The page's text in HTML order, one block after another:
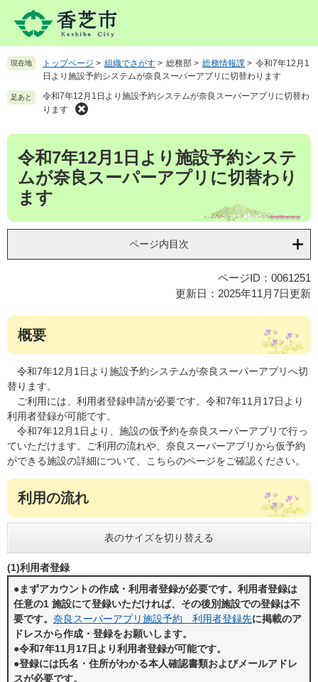
先を
本
現在地 トップページ > 組織でさがす > 総務部 > 総務情報課 > 令和7年12月1
日より施設予約システムが奈良スーパーアプリに切替わります
足あと
令和7年12月1日より施設予約システムが奈良スーパーアプリに切替わ
ります
本
令和7年12月1日より施設予約システ
ムが奈良スーパーアプリに切替わり
ます
ページ内目次
ページID：0061251
更新日：2025年11月7日更新
概要
令和7年12月1日より施設予約システムが奈良スーパーアプリへ切
替ります。
ご利用には、利用者登録申請が必要です。令和7年11月17日より
利用者登録が可能です。
令和7年12月1日より、施設の仮予約を奈良スーパーアプリで行っ
ていただけます。ご利用の流れや、奈良スーパーアプリから仮予約
ができる施設の詳細について、こちらのページをご確認ください。
利用の流れ
表のサイズを切り替える
(1)利用者登録
●まずアカウントの作成・利用者登録が必要です。利用者登録は
任意の1 施設にて登録いただければ、その後別施設での登録は不
要です。 奈良スーパーアプリ施設予約 利用者登録先​に掲載のア
ドレスから作成・登録をお願いします。
●令和7年11月17日より利用者登録が可能です。
●登録には氏名・住所がわかる本人確認書類およびメールアドレ
スが必要です。